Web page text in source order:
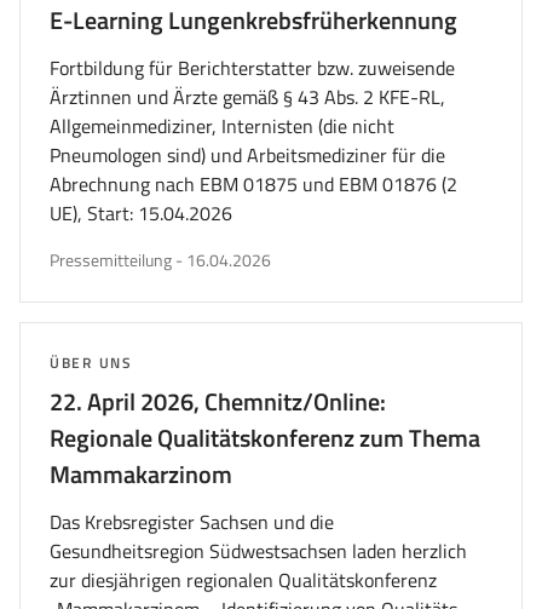
E-Learning Lungenkrebsfrüherkennung
Fortbildung für Berichterstatter bzw. zuweisende
Ärztinnen und Ärzte gemäß § 43 Abs. 2 KFE-RL,
Allgemeinmediziner, Internisten (die nicht
Pneumologen sind) und Arbeitsmediziner für die
Abrechnung nach EBM 01875 und EBM 01876 (2
UE), Start: 15.04.2026
Pressemitteilungveröffentlicht
- 16.04.2026
22. April 2026, Chemnitz/Online:
Regionale Qualitätskonferenz zum Thema
Mammakarzinom
THEMA:
ÜBER UNS
Das Krebsregister Sachsen und die
Gesundheitsregion Südwestsachsen laden herzlich
zur diesjährigen regionalen Qualitätskonferenz